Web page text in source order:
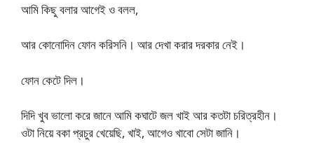
আমি কিছু বলার আগেই ও বলল,
আর কোনোদিন ফোন করিসনি। আর দেখা করার দরকার নেই।
ফোন কেটে দিল।
দিদি খুব ভালো করে জানে আমি কঘাটে জল খাই আর কতটা চরিত্রহীন।
ওটা নিয়ে বকা প্রচুর খেয়েছি, খাই, আগেও খাবো সেটা জানি।